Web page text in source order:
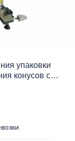
упаковки
конусов с